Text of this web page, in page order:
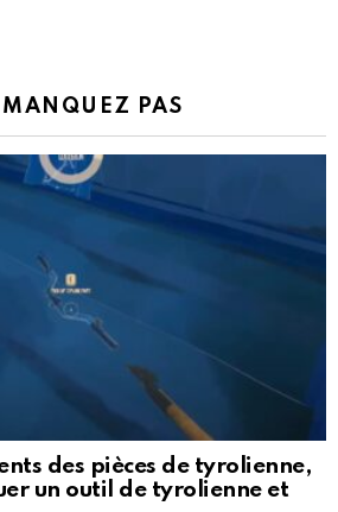
MANQUEZ PAS
des pièces de tyrolienne,
un outil de tyrolienne et